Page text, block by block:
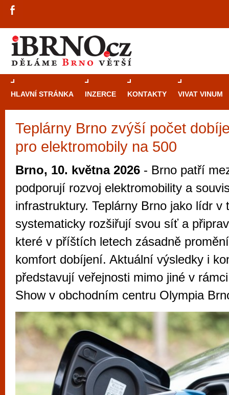
HLAVNÍ STRÁNKA INZERCE KONTAKTY VIVAT VINUM
Teplárny Brno zvýší počet
pro elektromobily na 500
Brno, 10. května 2026 - Brno patří
podporují rozvoj elektromobility a
infrastruktury. Teplárny Brno jako lídr v
systematicky rozšiřují svou síť a
které v příštích letech zásadně
komfort dobíjení. Aktuální výsledky i
představují veřejnosti mimo jiné v
Show v obchodním centru Olympia
Průvodce
Brně: Od
Brno je
zajímavé
restaurace,
Mimo jiné je ale také místem, kde si
vyzkoušet různé kasinové hry. V
metropoli naleznete širokou nabídku her
po moderní automaty jak pro pravidelné
příležitostné hráče. V...